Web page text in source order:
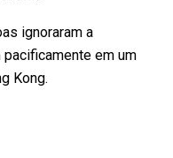
ignoraram a
em um
Kong.